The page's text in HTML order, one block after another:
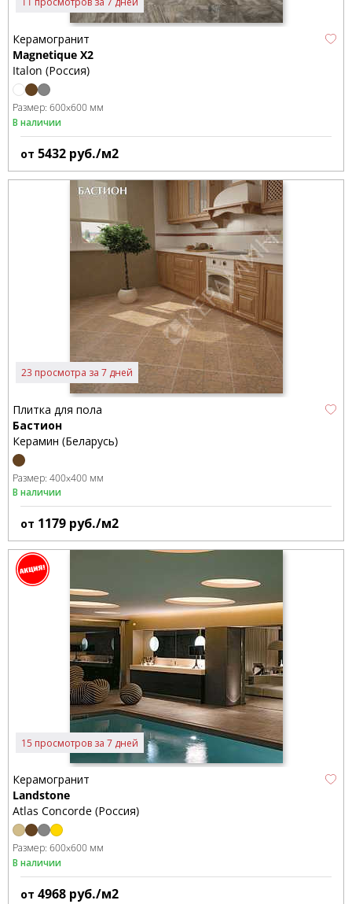
Керамогранит
Magnetique X2
Italon (Россия)
Размер: 600x600 мм
В наличии
от 5432 руб./м2
23 просмотра за 7 дней
Плитка для пола
Бастион
Керамин (Беларусь)
Размер: 400x400 мм
В наличии
от 1179 руб./м2
15 просмотров за 7 дней
Керамогранит
Landstone
Atlas Concorde (Россия)
Размер: 600x600 мм
В наличии
от 4968 руб./м2